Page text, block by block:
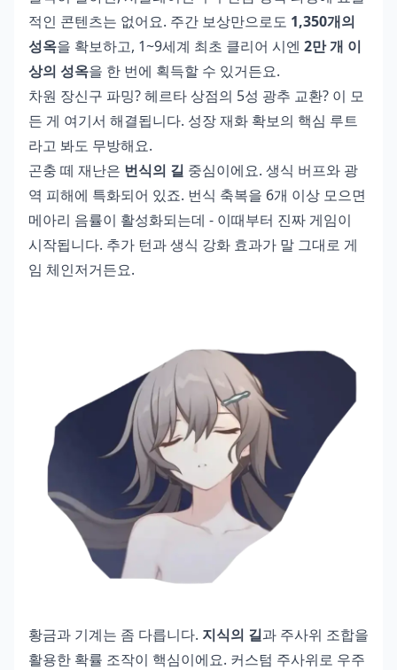
적인 콘텐츠는 없어요. 주간 보상만으로도 1,350개의
성옥을 확보하고, 1~9세계 최초 클리어 시엔 2만 개 이
상의 성옥을 한 번에 획득할 수 있거든요.
차원 장신구 파밍? 헤르타 상점의 5성 광추 교환? 이 모
든 게 여기서 해결됩니다. 성장 재화 확보의 핵심 루트
라고 봐도 무방해요.
곤충 떼 재난은 번식의 길 중심이에요. 생식 버프와 광
역 피해에 특화되어 있죠. 번식 축복을 6개 이상 모으면
메아리 음률이 활성화되는데 - 이때부터 진짜 게임이
시작됩니다. 추가 턴과 생식 강화 효과가 말 그대로 게
임 체인저거든요.
황금과 기계는 좀 다릅니다. 지식의 길과 주사위 조합을
활용한 확률 조작이 핵심이에요. 커스텀 주사위로 우주